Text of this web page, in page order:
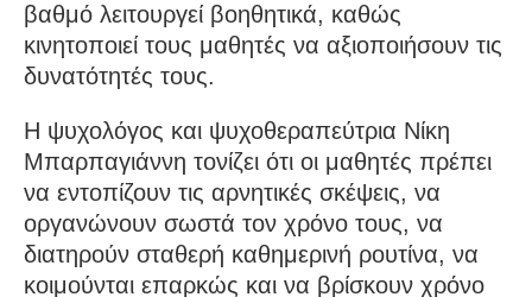
βαθμό λειτουργεί βοηθητικά, καθώς
κινητοποιεί τους μαθητές να αξιοποιήσουν τις
δυνατότητές τους.
Η ψυχολόγος και ψυχοθεραπεύτρια Νίκη
Μπαρπαγιάννη τονίζει ότι οι μαθητές πρέπει
να εντοπίζουν τις αρνητικές σκέψεις, να
οργανώνουν σωστά τον χρόνο τους, να
διατηρούν σταθερή καθημερινή ρουτίνα, να
κοιμούνται επαρκώς και να βρίσκουν χρόνο